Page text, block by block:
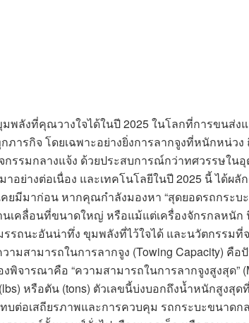
พลังที่คุณวางใจได้ในปี 2025 ในโลกที่การขนส่ง
ารกิจ โดยเฉพาะอย่างยิ่งการลากจูงที่หนักหน่ว
รรมกลางแจ้ง ด้วยประสบการณ์กว่าทศวรรษใน
อย่างต่อเนื่อง และเทคโนโลยีในปี 2025 นี้ ได้ผ
ยมีมาก่อน หากคุณกำลังมองหา “สุดยอดรถกระบ
นเคลื่อนที่ขนาดใหญ่ หรือแม้แต่เครื่องจักรกลหนัก
รถนะอันน่าทึ่ง ขุมพลังที่ไว้ใจได้ และนวัตกรรมที่
ามสามารถในการลากจูง (Towing Capacity) คือ
พิจารณาคือ “ความสามารถในการลากจูงสูงสุด”
หรือตัน (tons) ตัวเลขนี้บ่งบอกถึงน้ำหนักสูงสุด
ต่อเสถียรภาพและการควบคุม รถกระบะขนาดกล